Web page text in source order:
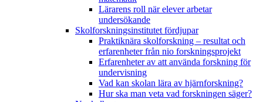
Lärarens roll när elever arbetar
undersökande
Skolforskningsinstitutet fördjupar
Praktiknära skolforskning – resultat och
erfarenheter från nio forskningsprojekt
Erfarenheter av att använda forskning för
undervisning
Vad kan skolan lära av hjärnforskning?
Hur ska man veta vad forskningen säger?